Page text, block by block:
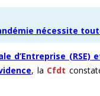
nécessite
d’Entreprise
, la Cfdt